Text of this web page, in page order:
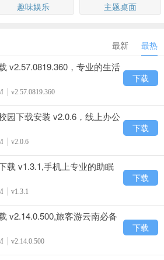
趣味娱乐 主题桌面
最新 最热
v2.57.0819.360，专业的生活
v2.57.0819.360
下载
园下载安装 v2.0.6，线上办公
服务
v2.0.6
下载
载 v1.3.1,手机上专业的助眠
v1.3.1
下载
v2.14.0.500,旅客游云南必备
v2.14.0.500
下载